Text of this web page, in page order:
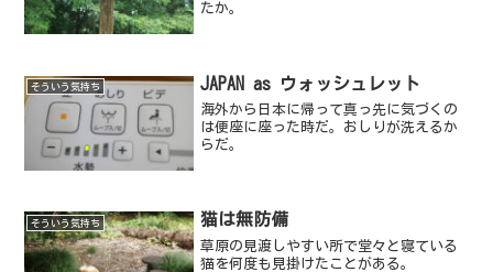
たか。
そういう気持ち JAPAN as ウォッシュレット
海外から日本に帰って真っ先に気づくの
は便座に座った時だ。おしりが洗えるか
らだ。
そういう気持ち 猫は無防備
草原の見渡しやすい所で堂々と寝ている
猫を何度も見掛けたことがある。